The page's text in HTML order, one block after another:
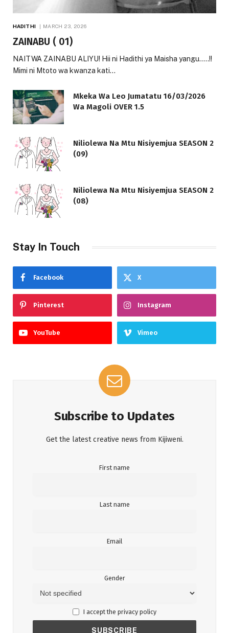
HADITHI MARCH 23, 2026
ZAINABU ( 01)
NAITWA ZAINABU ALIYU! Hii ni Hadithi ya Maisha yangu…..!!
Mimi ni Mtoto wa kwanza kati…
Mkeka Wa Leo Jumatatu 16/03/2026
Wa Magoli OVER 1.5
Niliolewa Na Mtu Nisiyemjua SEASON 2
(09)
Niliolewa Na Mtu Nisiyemjua SEASON 2
(08)
Stay In Touch
Facebook X
Pinterest Instagram
YouTube Vimeo
Subscribe to Updates
Get the latest creative news from Kijiweni.
First name
Last name
Email
Gender
I accept the privacy policy